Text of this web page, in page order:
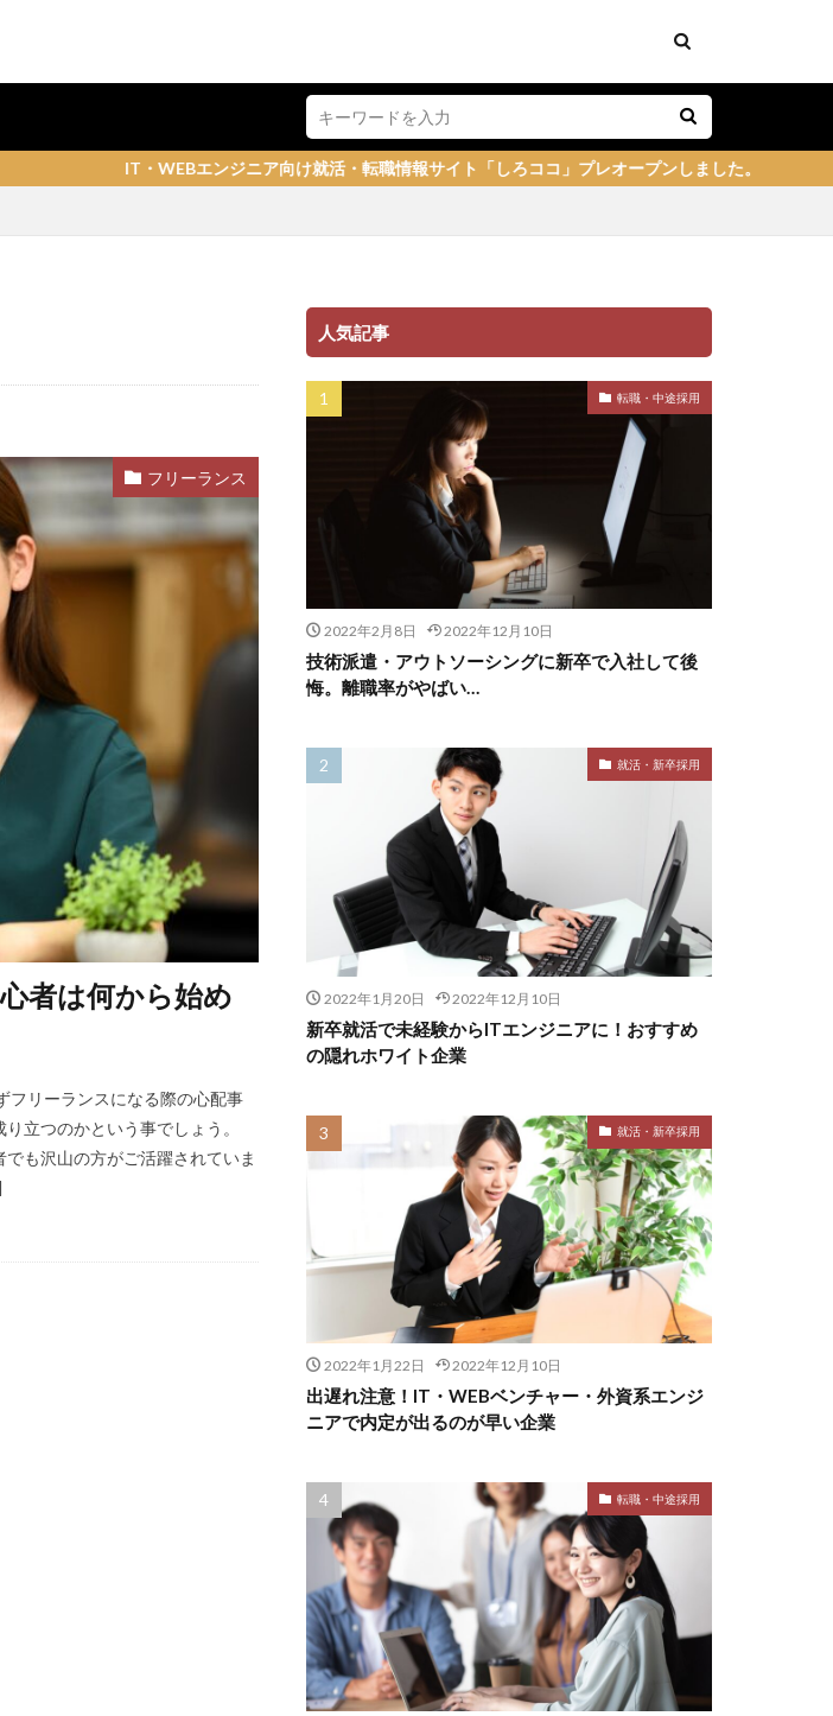
エンジニア向け就活・転職情報サイト「しろココ」プレオープンしました。
フリーランス
者は何から始め
フリーランスになる際の心配事
立つのかという事でしょう。
も沢山の方がご活躍されていま
人気記事
転職・中途採用
2022年2月8日 2022年12月10日
技術派遣・アウトソーシングに新卒で入社して後
悔。離職率がやばい…
就活・新卒採用
2022年1月20日 2022年12月10日
新卒就活で未経験からITエンジニアに！おすすめ
の隠れホワイト企業
就活・新卒採用
2022年1月22日 2022年12月10日
出遅れ注意！IT・WEBベンチャー・外資系エンジ
ニアで内定が出るのが早い企業
転職・中途採用